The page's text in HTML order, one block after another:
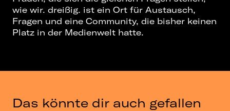
wie wir. dreißig. ist ein Ort für Austausch,
Fragen und eine Community, die bisher keinen
Platz in der Medienwelt hatte.
Das könnte dir auch gefallen